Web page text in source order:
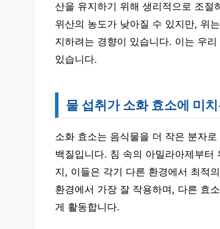
산을 유지하기 위해 생리적으로 조
위산의 농도가 낮아질 수 있지만, 위
지하려는 경향이 있습니다. 이는 우
있습니다.
물 섭취가 소화 효소에 미
소화 효소는 음식물을 더 작은 분자
백질입니다. 침 속의 아밀라아제부
지, 이들은 각기 다른 환경에서 최적
환경에서 가장 잘 작용하며, 다른 효
게 활동합니다.